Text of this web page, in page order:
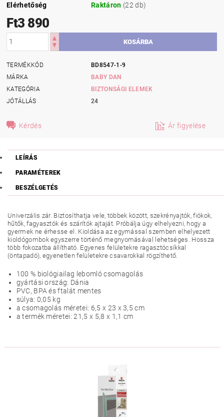
Elérhetőség Raktáron (22 db)
Ft3 890
TERMÉKKÓD
BD8547-1-9
MÁRKA
BABY DAN
KATEGÓRIA
BIZTONSÁGI ELEMEK
JÓTÁLLÁS
24
Kérdés Ár figyelése
LEÍRÁS
PARAMÉTEREK
BESZÉLGETÉS
Univerzális zár. Biztosíthatja vele, többek között, szekrényajtók, fiókok,
hűtők, fagyasztók és szárítók ajtaját. Próbálja úgy elhelyezni, hogy a
gyermek ne érhesse el. Kioldása az egymással szemben elhelyezett
kioldógombok egyszerre történő megnyomásával lehetséges. Hossza
több fokozatba állítható. Egyenes felületekre ragasztócsíkkal
(öntapadó), egyenetlen felületekre csavarokkal rögzíthető.
100 % biológiailag lebomló csomagolás
gyártási ország: Dánia
PVC, BPA és ftalát mentes
súlya: 0,05 kg
a csomagolás méretei: 6,5 x 23 x 3,5 cm
a termék méretei: 21,5 x 5,8 x 1,1 cm